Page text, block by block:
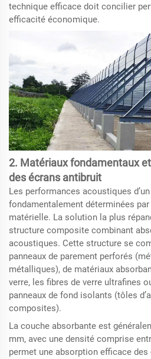
technique efficace doit concilier
efficacité économique.
2. Matériaux fondamentaux
des écrans antibruit
Les performances acoustiques
fondamentalement déterminées
matérielle. La solution la plus
structure composite combinant
acoustiques. Cette structure se
panneaux de parement perforés
métalliques), de matériaux
verre, les fibres de verre ultrafines
panneaux de fond isolants (tôles
composites).
La couche absorbante est
mm, avec une densité comprise
permet une absorption efficace